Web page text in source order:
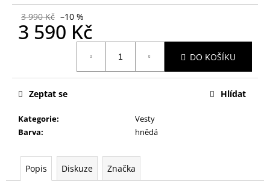
3 990 Kč –10 %
3 590 Kč
DO KOŠÍKU
Kategorie:
Vesty
Barva: hnědá
Zeptat se Hlídat
Popis Diskuze Značka